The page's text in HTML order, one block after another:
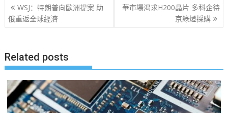
文
章
WSJ：特朗普向歐洲提案 助
俄重返全球經濟
華市場渴求H200晶片 多科企待
京綠燈採購
Related posts